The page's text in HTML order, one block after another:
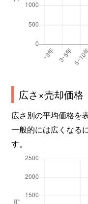
広さ×売却価格
広さ別の平均価格を
一般的には広くなる
す。